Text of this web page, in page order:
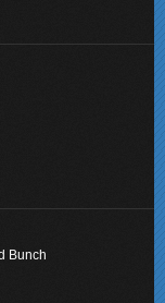
Bunch